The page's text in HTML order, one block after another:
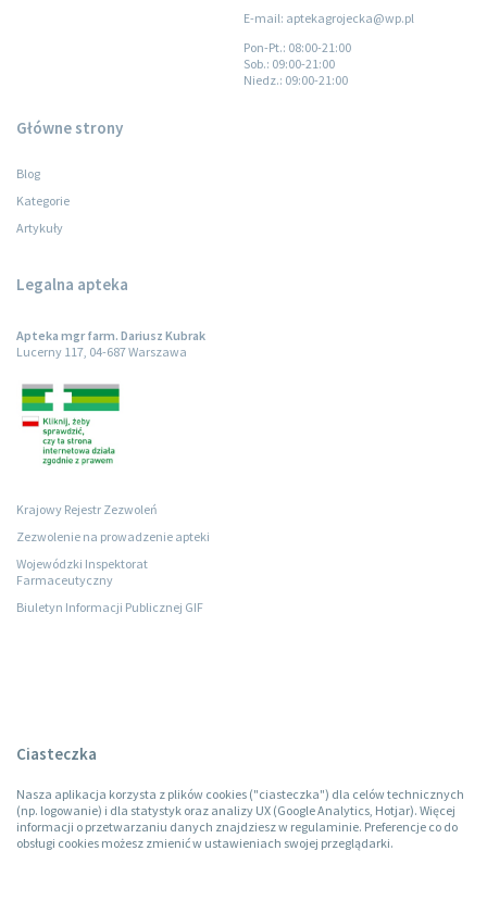
E-mail: aptekagrojecka@wp.pl
Pon-Pt.: 08:00-21:00
Sob.: 09:00-21:00
Niedz.: 09:00-21:00
Główne strony
Blog
Kategorie
Artykuły
Legalna apteka
Apteka mgr farm. Dariusz Kubrak
Lucerny 117, 04-687 Warszawa
Krajowy Rejestr Zezwoleń
Zezwolenie na prowadzenie apteki
Wojewódzki Inspektorat
Farmaceutyczny
Biuletyn Informacji Publicznej GIF
Ciasteczka
Nasza aplikacja korzysta z plików cookies ("ciasteczka") dla celów technicznych
(np. logowanie) i dla statystyk oraz analizy UX (Google Analytics, Hotjar). Więcej
informacji o przetwarzaniu danych znajdziesz w regulaminie. Preferencje co do
obsługi cookies możesz zmienić w ustawieniach swojej przeglądarki.